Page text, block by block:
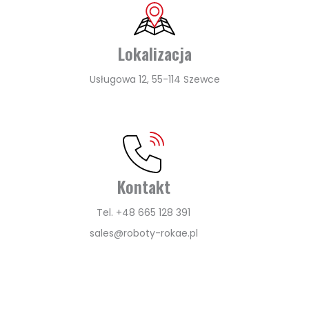
Lokalizacja
Usługowa 12, 55-114 Szewce
Kontakt
Tel. +48 665 128 391
sales@roboty-rokae.pl